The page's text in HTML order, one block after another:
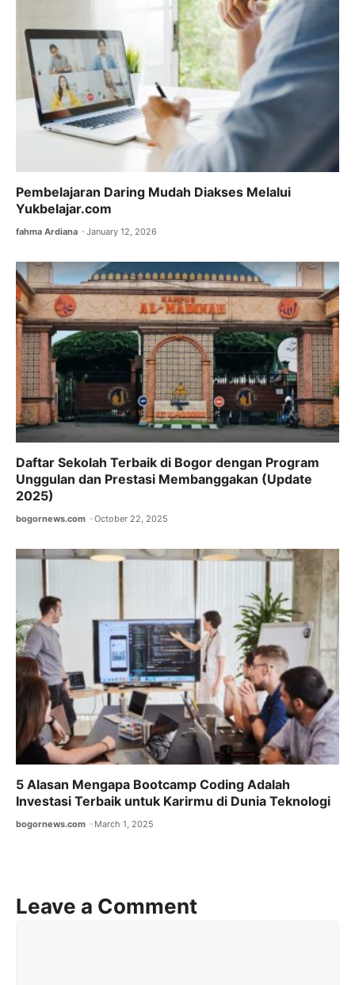
Pembelajaran Daring Mudah Diakses Melalui
Yukbelajar.com
fahma Ardiana January 12, 2026
Daftar Sekolah Terbaik di Bogor dengan Program
Unggulan dan Prestasi Membanggakan (Update
2025)
bogornews.com October 22, 2025
5 Alasan Mengapa Bootcamp Coding Adalah
Investasi Terbaik untuk Karirmu di Dunia Teknologi
bogornews.com March 1, 2025
Leave a Comment